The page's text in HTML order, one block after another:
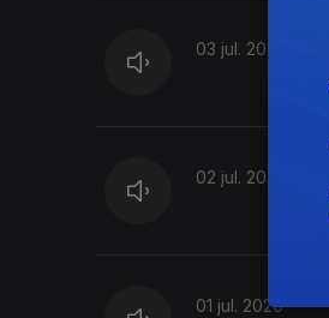
03 jul. 2020
02 jul. 2020
01 jul. 2020